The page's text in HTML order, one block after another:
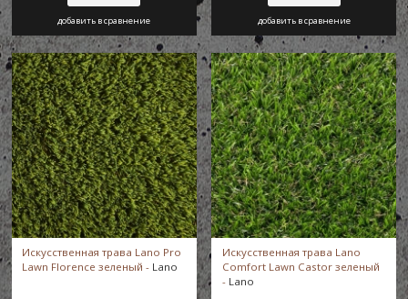
добавить в сравнение добавить в сравнение
Искусственная трава Lano Pro
Lawn Florence зеленый - Lano
Искусственная трава Lano
Comfort Lawn Castor зеленый
- Lano